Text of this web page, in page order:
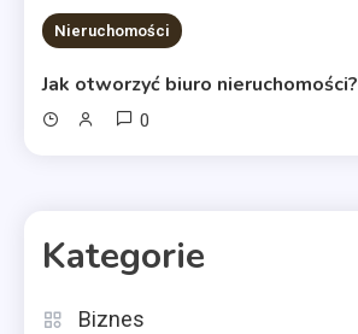
Nieruchomości
Jak otworzyć biuro nieruchomości?
0
Kategorie
Biznes